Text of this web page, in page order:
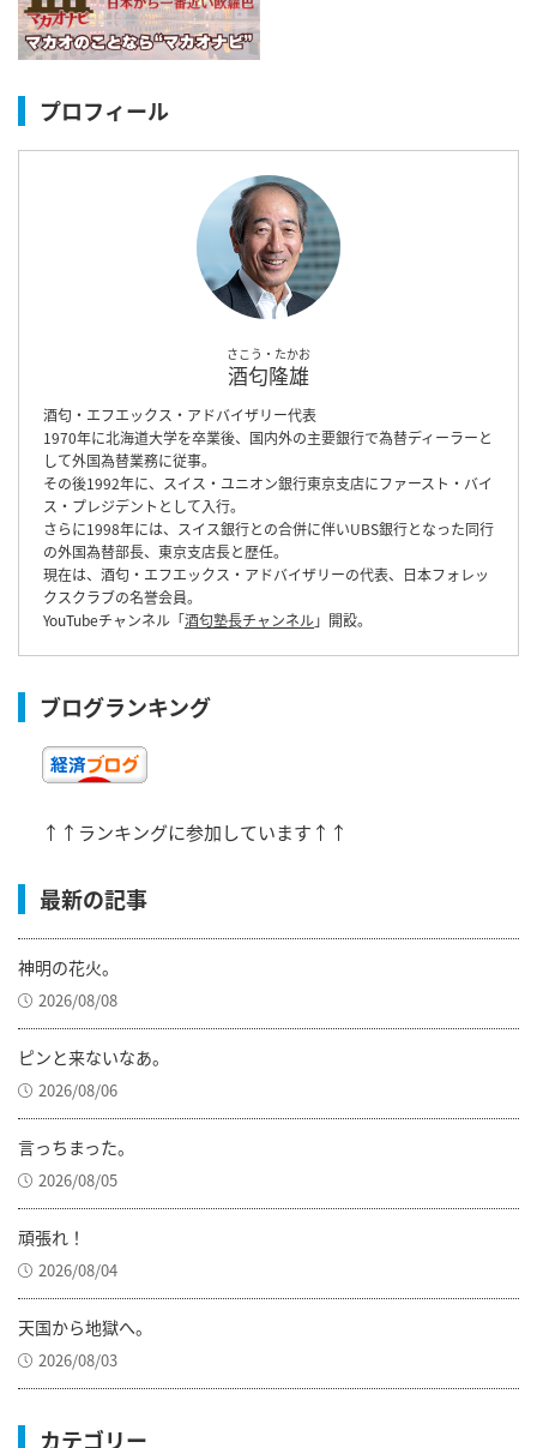
プロフィール
さこう・たかお
酒匂隆雄
酒匂・エフエックス・アドバイザリー代表
1970年に北海道大学を卒業後、国内外の主要銀行で為替ディーラーと
して外国為替業務に従事。
その後1992年に、スイス・ユニオン銀行東京支店にファースト・バイ
ス・プレジデントとして入行。
さらに1998年には、スイス銀行との合併に伴いUBS銀行となった同行
の外国為替部長、東京支店長と歴任。
現在は、酒匂・エフエックス・アドバイザリーの代表、日本フォレッ
クスクラブの名誉会員。
YouTubeチャンネル「酒匂塾長チャンネル」開設。
ブログランキング
↑↑ランキングに参加しています↑↑
最新の記事
神明の花火。
2026/08/08
ピンと来ないなあ。
2026/08/06
言っちまった。
2026/08/05
頑張れ！
2026/08/04
天国から地獄へ。
2026/08/03
カテゴリー